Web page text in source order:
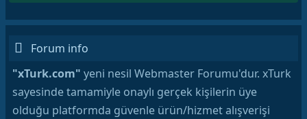
Forum info
"xTurk.com" yeni nesil Webmaster Forumu'dur. xTurk
sayesinde tamamiyle onaylı gerçek kişilerin üye
olduğu platformda güvenle ürün/hizmet alışverişi